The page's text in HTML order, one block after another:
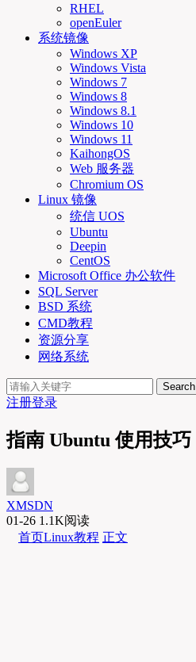
RHEL
openEuler
系统镜像
Windows XP
Windows Vista
Windows 7
Windows 8
Windows 8.1
Windows 10
Windows 11
KaihongOS
Web 服务器
Chromium OS
Linux 镜像
统信 UOS
Ubuntu
Deepin
CentOS
Microsoft Office 办公软件
SQL Server
BSD 系统
CMD教程
资源分享
网络系统
Search
注册登录
指南 Ubuntu 使用技巧
XMSDN
01-26 1.1K阅读
首页Linux教程 正文